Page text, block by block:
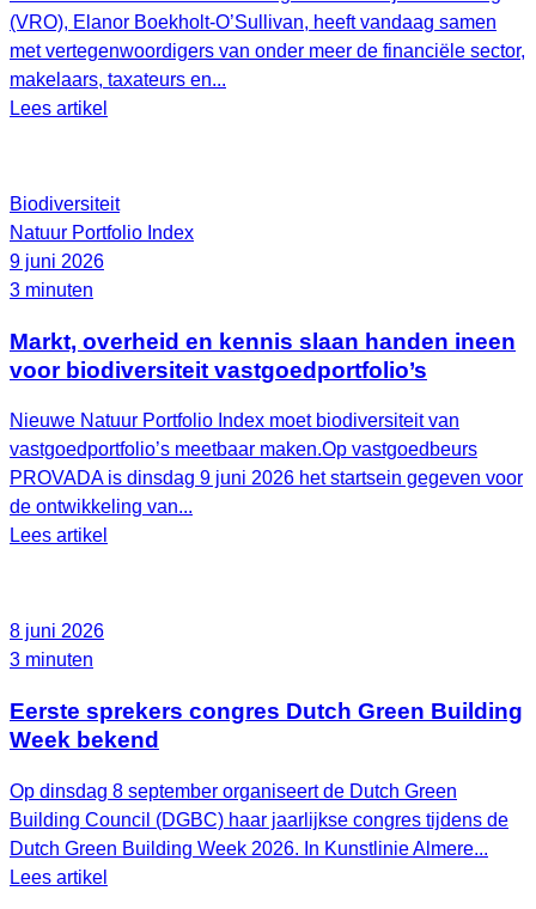
(VRO), Elanor Boekholt‑O’Sullivan, heeft vandaag samen
met vertegenwoordigers van onder meer de financiële sector,
makelaars, taxateurs en...
Lees artikel
Biodiversiteit
Natuur Portfolio Index
9 juni 2026
3 minuten
Markt, overheid en kennis slaan handen ineen
voor biodiversiteit vastgoedportfolio’s
Nieuwe Natuur Portfolio Index moet biodiversiteit van
vastgoedportfolio’s meetbaar maken.Op vastgoedbeurs
PROVADA is dinsdag 9 juni 2026 het startsein gegeven voor
de ontwikkeling van...
Lees artikel
8 juni 2026
3 minuten
Eerste sprekers congres Dutch Green Building
Week bekend
Op dinsdag 8 september organiseert de Dutch Green
Building Council (DGBC) haar jaarlijkse congres tijdens de
Dutch Green Building Week 2026. In Kunstlinie Almere...
Lees artikel